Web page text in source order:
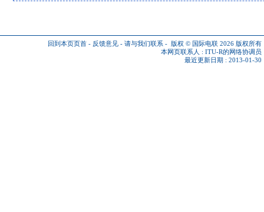
回到本页页首 - 反馈意见 - 请与我们联系 - 版权 © 国际电联 2026 版权所有
本网页联系人 : ITU-R的网络协调员
最近更新日期 : 2013-01-30